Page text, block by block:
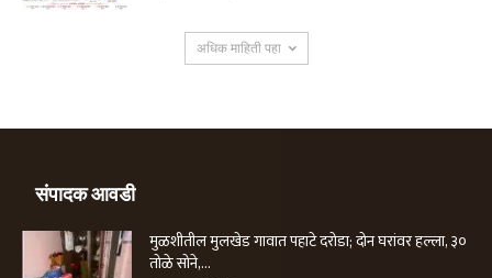
अधिक माहिती पहा
संपादक आवडी
मुळशीतील मुलखेड गावात पहाटे दरोडा; दोन घरांवर हल्ला, ३०
तोळे सोने,...